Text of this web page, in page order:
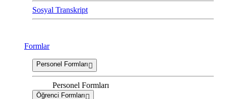
Sosyal Transkript
Formlar
Personel Formları
Personel Formları
Öğrenci Formları